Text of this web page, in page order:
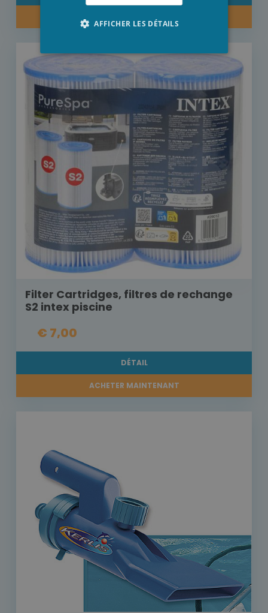
Filter Cartridges, filtres de rechange
S2 intex piscine
€ 7,00
DÉTAIL
ACHETER MAINTENANT
AFFICHER LES DÉTAILS